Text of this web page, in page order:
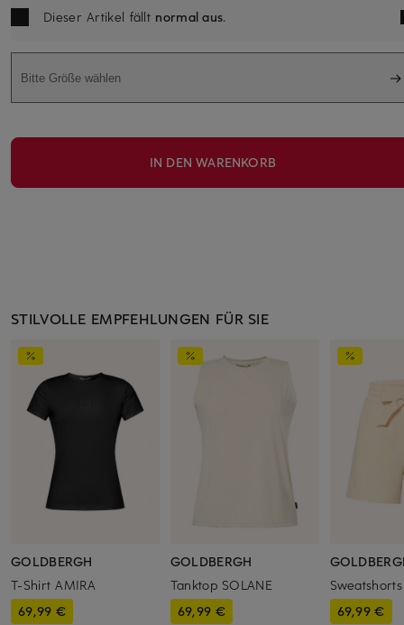
Dieser Artikel fällt normal aus.
Bitte Größe wählen
IN DEN WARENKORB
STILVOLLE EMPFEHLUNGEN FÜR SIE
GOLDBERGH
T-Shirt AMIRA
69,99 €
GOLDBERGH
Tanktop SOLANE
69,99 €
69,99 €